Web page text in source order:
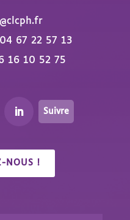
67 22 57 13
16 10 52 75
Suivre
NOUS !